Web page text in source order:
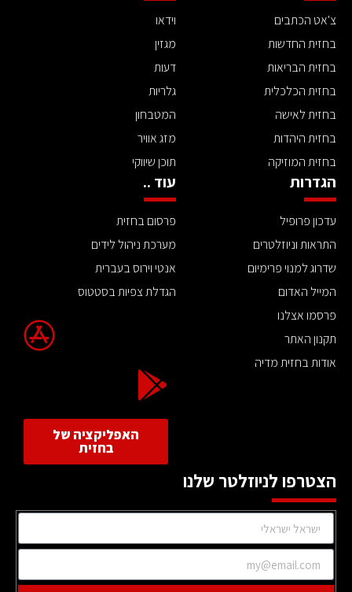
צ'אט הכתבים
בחזית החדשות
בחזית הבריאות
בחזית הכלכלית
בחזית לאישה
בחזית היהדות
בחזית המוזיקה
וידאו
מגזין
דעות
גלריות
המטבחון
מזג אוויר
תוכן שיווקי
הגדרות
עדכון פרופיל
התראות וניוזלטרים
שדרוג למנוי פרימיום
המייל האדום
פרסמו אצלנו
תקנון האתר
אודות בחזית מדיה
עוד ..
פרסום בחזית
מערכת ניהול לידים
אנטי וירוס בעברית
הגדלת צפיות בסטטוס
האפליקציה של
בחזית
הצטרפו לניוזלטר שלנו